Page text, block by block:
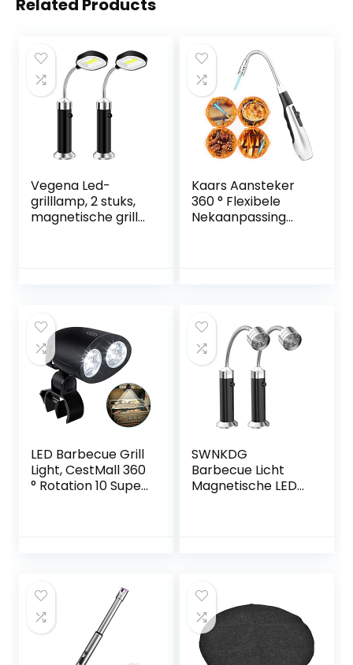
Related Products
Vegena Led-
grilllamp, 2 stuks,
magnetische grill-
Kaars Aansteker
360 ° Flexibele
Nekaanpassing
Aansteker voor
Kaarsen
Campinggrill
Gasfornuizen
Koken
LED Barbecue Grill
Light, CestMall 360
° Rotation 10 Super
Gas/Houtskool/Ele
ctric Grill en
Camping, Fietsen
SWNKDG
Barbecue Licht
Magnetische LED
Buiten (2 stuks,
zwart)